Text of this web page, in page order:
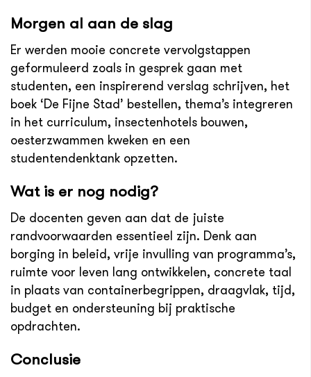
Morgen al aan de slag
Er werden mooie concrete vervolgstappen
geformuleerd zoals in gesprek gaan met
studenten, een inspirerend verslag schrijven, het
boek ‘De Fijne Stad’ bestellen, thema’s integreren
in het curriculum, insectenhotels bouwen,
oesterzwammen kweken en een
studentendenktank opzetten.
Wat is er nog nodig?
De docenten geven aan dat de juiste
randvoorwaarden essentieel zijn. Denk aan
borging in beleid, vrije invulling van programma’s,
ruimte voor leven lang ontwikkelen, concrete taal
in plaats van containerbegrippen, draagvlak, tijd,
budget en ondersteuning bij praktische
opdrachten.
Conclusie